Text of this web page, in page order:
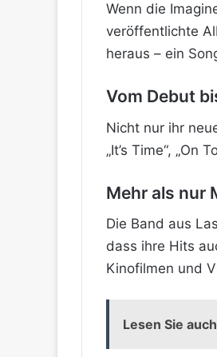
Wenn die
veröffentlichte
heraus – ein
Vom Debut
Nicht nur ihr
„It’s Time“, „On
Mehr als nur
Die Band aus
dass ihre Hits
Kinofilmen und
Lesen Sie